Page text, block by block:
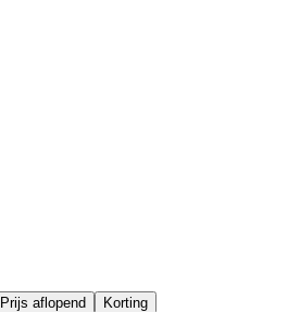
Prijs aflopend Korting